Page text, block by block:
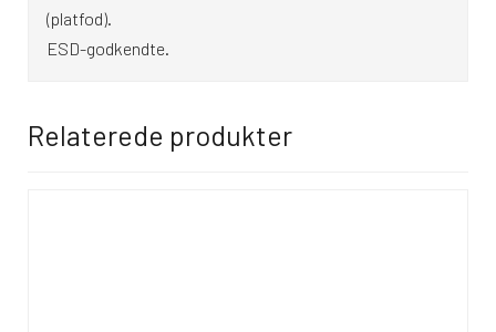
(platfod).
ESD-godkendte.
Relaterede produkter